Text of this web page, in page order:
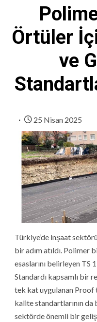
Örtüler
ve
25 Nisan 2025
Türkiye’de inşaat
bir adım atıldı. Polimer
esaslarını belirleyen
Standardı kapsamlı bir
tek kat uygulanan Proof
kalite standartlarının
sektörde önemli bir